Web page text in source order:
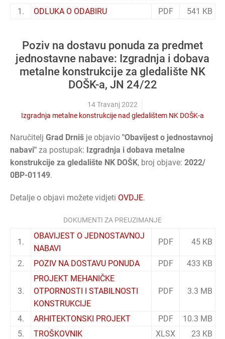
1. ODLUKA O ODABIRU PDF 541 KB
Poziv na dostavu ponuda za predmet
jednostavne nabave: Izgradnja i dobava
metalne konstrukcije za gledalište NK
DOŠK-a, JN 24/22
14 Travanj 2022
Izgradnja metalne konstrukcije nad gledalištem NK DOŠK-a
Naručitelj Grad Drniš je objavio "Obavijest o jednostavnoj
nabavi" za postupak: Izgradnja i dobava metalne
konstrukcije za gledalište NK DOŠK, broj objave: 2022/
0BP-01149.
Detalje o objavi možete vidjeti OVDJE.
DOKUMENTI ZA PREUZIMANJE
1.
OBAVIJEST O JEDNOSTAVNOJ
NABAVI
PDF 45 KB
2. POZIV NA DOSTAVU PONUDA PDF 433 KB
3.
PROJEKT MEHANIČKE
OTPORNOSTI I STABILNOSTI
KONSTRUKCIJE
PDF 3.3 MB
4. ARHITEKTONSKI PROJEKT PDF
10.3 MB
5.
TROŠKOVNIK XLSX 23 KB